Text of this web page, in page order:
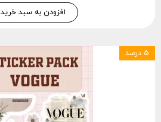
افزودن به سبد خرید
۵ درصد